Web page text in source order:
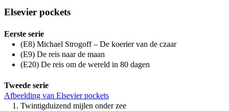
Elsevier pockets
Eerste serie
(E8) Michael Strogoff – De koerier van de czaar
(E9) De reis naar de maan
(E20) De reis om de wereld in 80 dagen
Tweede serie
Afbeelding van Elsevier pockets
Twintigduizend mijlen onder zee